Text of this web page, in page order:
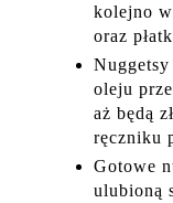
kolejno
oraz
oleju
aż będą
ręczniku
Gotowe
ulubioną